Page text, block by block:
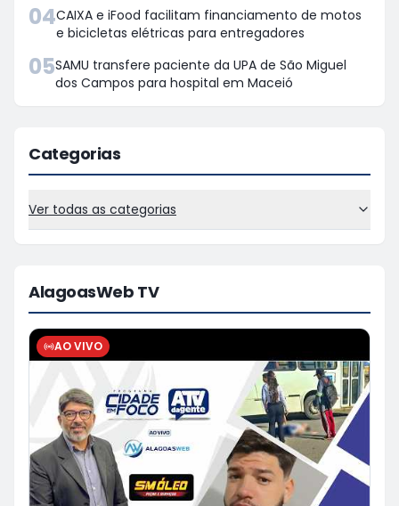
04CAIXA e iFood facilitam financiamento de motos
e bicicletas elétricas para entregadores
05SAMU transfere paciente da UPA de São Miguel
dos Campos para hospital em Maceió
Categorias
Ver todas as categorias
AlagoasWeb TV
AO VIVO